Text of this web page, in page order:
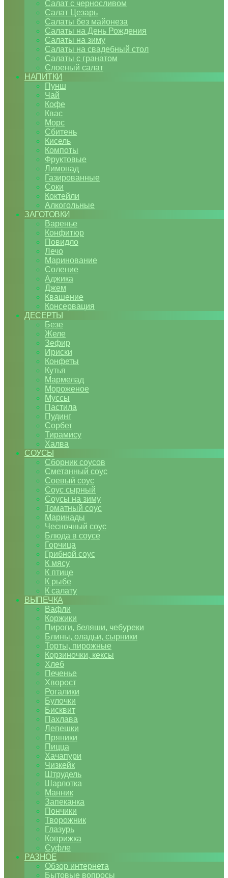
Салат с черносливом
Салат Цезарь
Салаты без майонеза
Салаты на День Рождения
Салаты на зиму
Салаты на свадебный стол
Салаты с гранатом
Слоеный салат
НАПИТКИ
Пунш
Чай
Кофе
Квас
Морс
Сбитень
Кисель
Компоты
Фруктовые
Лимонад
Газированные
Соки
Коктейли
Алкогольные
ЗАГОТОВКИ
Варенье
Конфитюр
Повидло
Лечо
Маринование
Соление
Аджика
Джем
Квашение
Консервация
ДЕСЕРТЫ
Безе
Желе
Зефир
Ириски
Конфеты
Кутья
Мармелад
Мороженое
Муссы
Пастила
Пудинг
Сорбет
Тирамису
Халва
СОУСЫ
Сборник соусов
Сметанный соус
Соевый соус
Соус сырный
Соусы на зиму
Томатный соус
Маринады
Чесночный соус
Блюда в соусе
Горчица
Грибной соус
К мясу
К птице
К рыбе
К салату
ВЫПЕЧКА
Вафли
Коржики
Пироги, беляши, чебуреки
Блины, оладьи, сырники
Торты, пирожные
Корзиночки, кексы
Хлеб
Печенье
Хворост
Рогалики
Булочки
Бисквит
Пахлава
Лепешки
Пряники
Пицца
Хачапури
Чизкейк
Штрудель
Шарлотка
Манник
Запеканка
Пончики
Творожник
Глазурь
Коврижка
Суфле
РАЗНОЕ
Обзор интернета
Бытовые вопросы